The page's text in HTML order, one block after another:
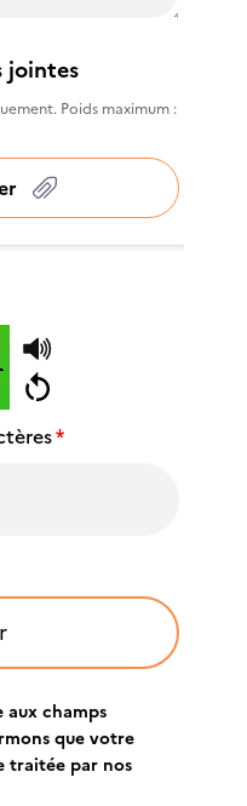
jointes
Poids maximum :
*
aux champs
que votre
traitée par nos